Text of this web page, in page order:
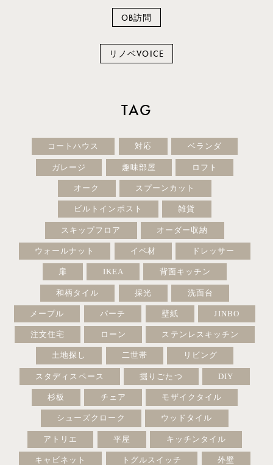
OB訪問
リノベVOICE
TAG
コートハウス 対応 ベランダ
ガレージ 趣味部屋 ロフト
オーク スプーンカット
ビルトインポスト 雑貨
スキップフロア オーダー収納
ウォールナット イペ材 ドレッサー
扉 IKEA 背面キッチン
和柄タイル 採光 洗面台
メープル パーチ 壁紙 JINBO
注文住宅 ローン ステンレスキッチン
土地探し 二世帯 リビング
スタディスペース 掘りごたつ DIY
杉板 チェア モザイクタイル
シューズクローク ウッドタイル
アトリエ 平屋 キッチンタイル
キャビネット トグルスイッチ 外壁